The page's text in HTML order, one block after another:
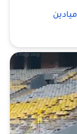
التنسيق الحضاري يعد تصميمات 3 ميادين